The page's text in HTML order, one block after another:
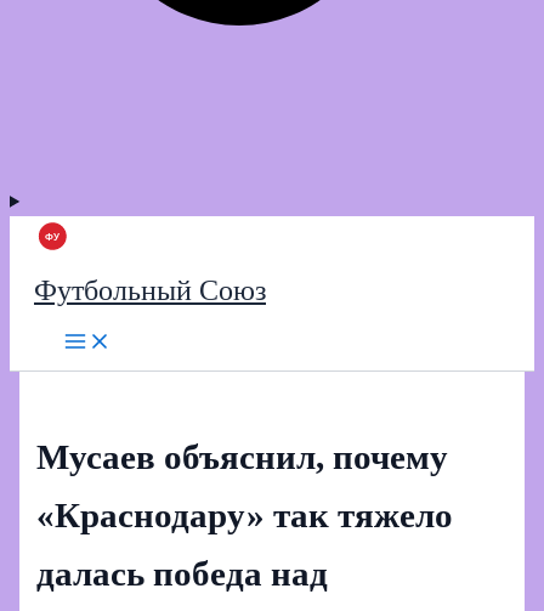
Футбольный Союз
Мусаев объяснил, почему
«Краснодару» так тяжело
далась победа над